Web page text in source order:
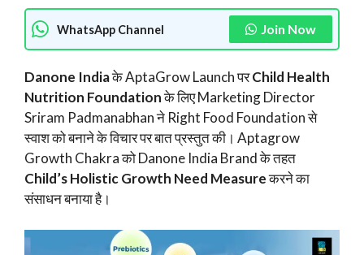
WhatsApp Channel Join Now
Danone Indiaके AptaGrow Launch परChild Health
Nutrition Foundationके लिए Marketing Director
Sriram Padmanabhan ने Right Food Foundation से
स्वाश को बनाने के विचार पर बात प्रस्तुत की। Aptagrow
Growth Chakra को Danone India Brand के तहत
Child’s Holistic Growth Need Measureकरने का
संसाधन बनाया है।